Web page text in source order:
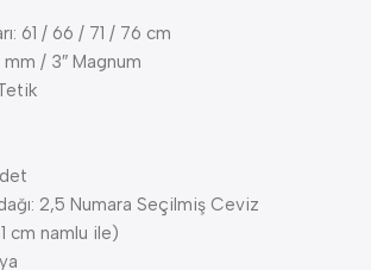
61 / 66 / 71 / 76 cm
mm / 3″ Magnum
2,5 Numara Seçilmiş Ceviz
cm namlu ile)